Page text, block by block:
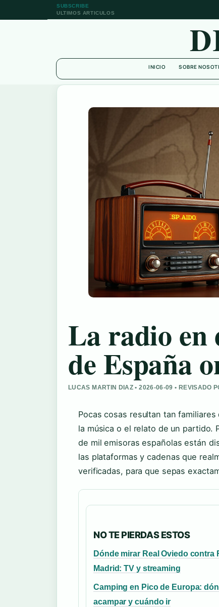
SUBSCRIBE
ULTIMOS ARTICULOS
INICIO SOBRE
La radio en
de España
LUCAS MARTIN DIAZ • 2026-06-09 • REVISADO
Pocas cosas resultan tan
la música o el relato de un partido.
de mil emisoras españolas están
las plataformas y cadenas que
verificadas, para que sepas
NO TE PIERDAS ESTOS
Dónde mirar Real Oviedo contra
Madrid: TV y streaming
Camping en Pico de Europa:
acampar y cuándo ir